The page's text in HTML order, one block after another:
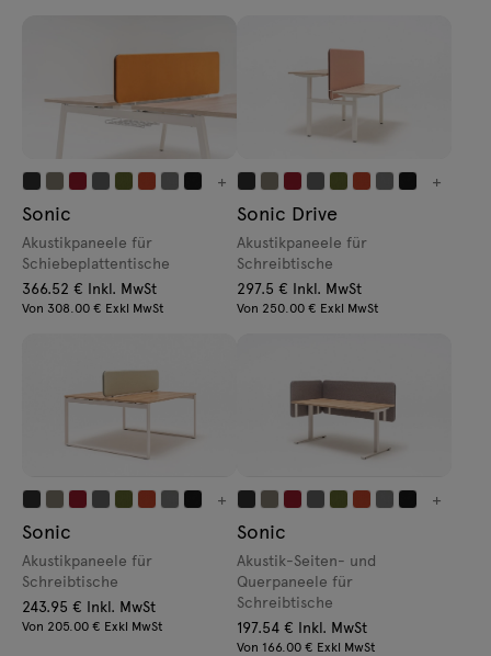
+
Sonic
Akustikpaneele für
Schiebeplattentische
366.52 € Inkl. MwSt
Von 308.00 € Exkl MwSt
+
Sonic Drive
Akustikpaneele für
Schreibtische
297.5 € Inkl. MwSt
Von 250.00 € Exkl MwSt
+
Sonic
Akustikpaneele für
Schreibtische
243.95 € Inkl. MwSt
Von 205.00 € Exkl MwSt
+
Sonic
Akustik-Seiten- und
Querpaneele für
Schreibtische
197.54 € Inkl. MwSt
Von 166.00 € Exkl MwSt